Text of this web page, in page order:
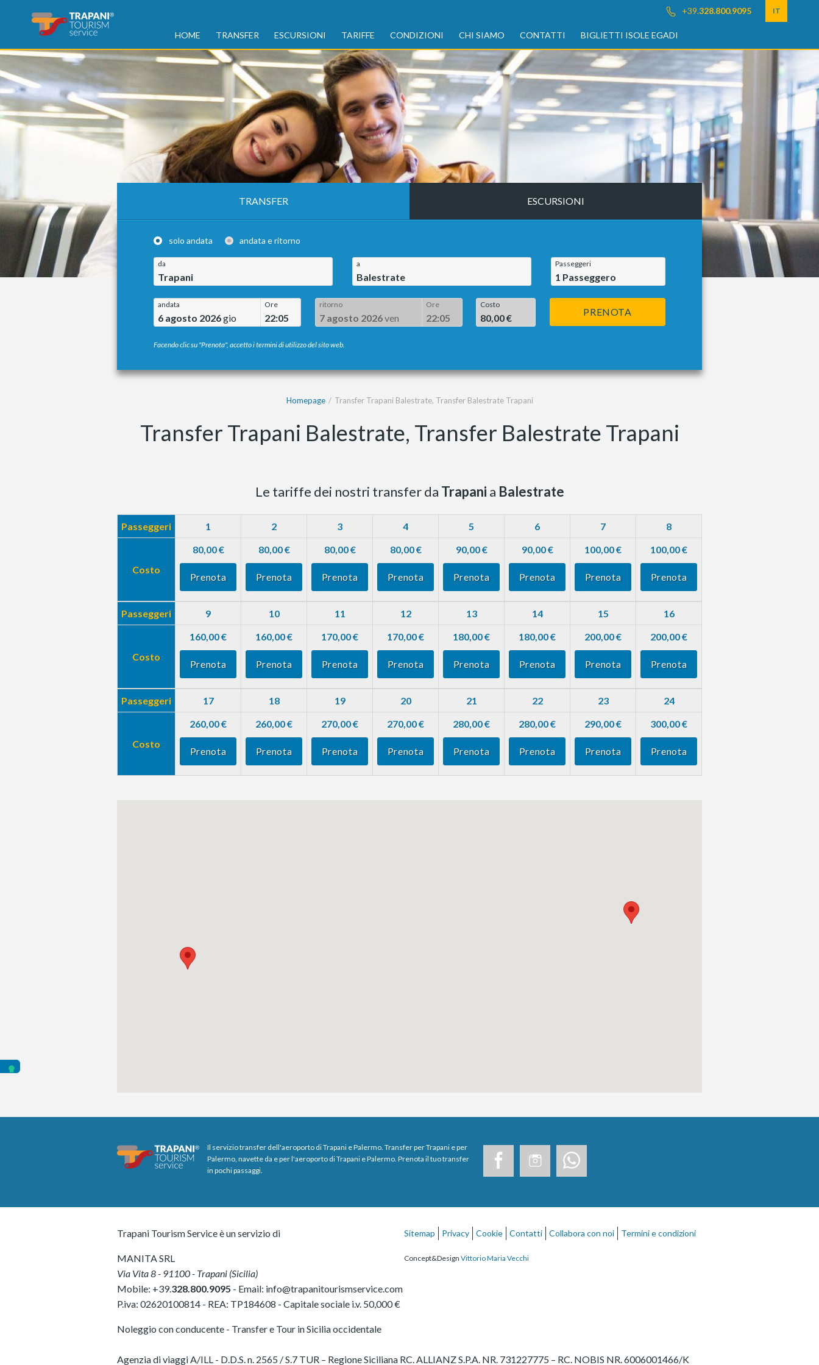
+39.328.800.9095 IT
HOME TRANSFER ESCURSIONI TARIFFE CONDIZIONI CHI SIAMO CONTATTI BIGLIETTI ISOLE EGADI
TRANSFER ESCURSIONI
solo andata andata e ritorno
da
Trapani
a
Balestrate
Passeggeri
1 Passeggero
andata
6 agosto 2026gio
Ore
22:05
ritorno
7 agosto 2026ven
Ore
22:05
Costo
80,00 €
PRENOTA
Facendo clic su "Prenota", accetto i termini di utilizzo del sito web.
Homepage Transfer Trapani Balestrate, Transfer Balestrate Trapani
Transfer Trapani Balestrate, Transfer Balestrate Trapani
Le tariffe dei nostri transfer da Trapani a Balestrate
Passeggeri 1 2 3 4 5 6 7 8
Costo
80,00 €
Prenota
80,00 €
Prenota
80,00 €
Prenota
80,00 €
Prenota
90,00 €
Prenota
90,00 €
Prenota
100,00 €
Prenota
100,00 €
Prenota
Passeggeri 9 10 11 12 13 14 15 16
Costo
160,00 €
Prenota
160,00 €
Prenota
170,00 €
Prenota
170,00 €
Prenota
180,00 €
Prenota
180,00 €
Prenota
200,00 €
Prenota
200,00 €
Prenota
Passeggeri 17 18 19 20 21 22 23 24
Costo
260,00 €
Prenota
260,00 €
Prenota
270,00 €
Prenota
270,00 €
Prenota
280,00 €
Prenota
280,00 €
Prenota
290,00 €
Prenota
300,00 €
Prenota
Il servizio transfer dell'aeroporto di Trapani e Palermo. Transfer per Trapani e per
Palermo, navette da e per l'aeroporto di Trapani e Palermo. Prenota il tuo transfer
in pochi passaggi.
Trapani Tourism Service è un servizio di
MANITA SRL
Via Vita 8- 91100- Trapani (Sicilia)
Mobile: +39.328.800.9095 - Email: info@trapanitourismservice.com
P.iva: 02620100814 - REA: TP184608 - Capitale sociale i.v. 50,000 €
Noleggio con conducente - Transfer e Tour in Sicilia occidentale
Agenzia di viaggi A/ILL - D.D.S. n. 2565 / S.7 TUR – Regione Siciliana RC. ALLIANZ S.P.A. NR. 731227775 – RC. NOBIS NR. 6006001466/K
Sitemap Privacy Cookie Contatti Collabora con noi Termini e condizioni
Concept&Design Vittorio Maria Vecchi